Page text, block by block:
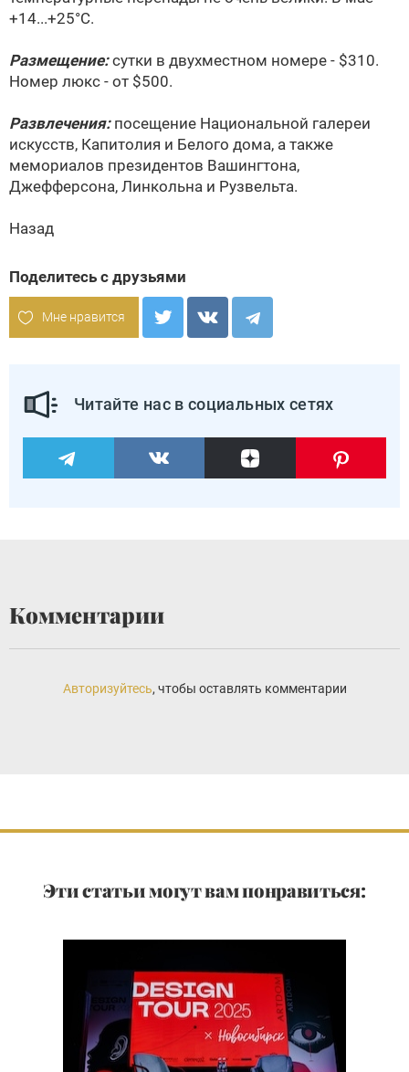
+14...+25°С.
Размещение:сутки в двухместном номере - $310.
Номер люкс - от $500.
Развлечения:посещение Национальной галереи
искусств, Капитолия и Белого дома, а также
мемориалов президентов Вашингтона,
Джефферсона, Линкольна и Рузвельта.
Назад
Поделитесь с друзьями
Мне нравится
Читайте нас в социальных сетях
Комментарии
Авторизуйтесь, чтобы оставлять комментарии
Эти статьи могут вам понравиться: